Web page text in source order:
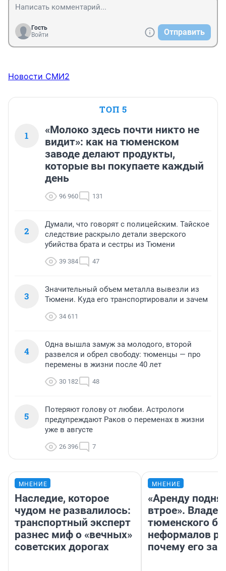
Гость
Войти
Отправить
Новости СМИ2
ТОП 5
1
«Молоко здесь почти никто не
видит»: как на тюменском
заводе делают продукты,
которые вы покупаете каждый
день
96 960 131
2
Думали, что говорят с полицейским. Тайское
следствие раскрыло детали зверского
убийства брата и сестры из Тюмени
39 384 47
3
Значительный объем металла вывезли из
Тюмени. Куда его транспортировали и зачем
34 611
4
Одна вышла замуж за молодого, второй
развелся и обрел свободу: тюменцы — про
перемены в жизни после 40 лет
30 182 48
5
Потеряют голову от любви. Астрологи
предупреждают Раков о переменах в жизни
уже в августе
26 396 7
МНЕНИЕ
Наследие, которое
чудом не развалилось:
транспортный эксперт
разнес миф о «вечных»
советских дорогах
МНЕНИЕ
«Аренду
втрое».
тюменского
неформалов
почему его